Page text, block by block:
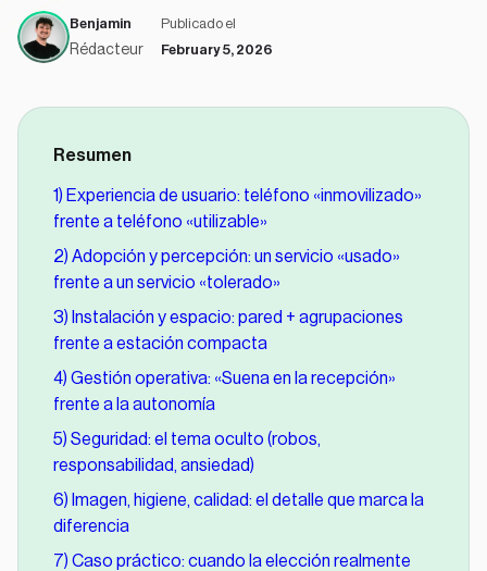
Benjamin
Rédacteur
Publicado el
February 5, 2026
Resumen
1) Experiencia de usuario: teléfono «inmovilizado»
frente a teléfono «utilizable»
2) Adopción y percepción: un servicio «usado»
frente a un servicio «tolerado»
3) Instalación y espacio: pared + agrupaciones
frente a estación compacta
4) Gestión operativa: «Suena en la recepción»
frente a la autonomía
5) Seguridad: el tema oculto (robos,
responsabilidad, ansiedad)
6) Imagen, higiene, calidad: el detalle que marca la
diferencia
7) Caso práctico: cuando la elección realmente